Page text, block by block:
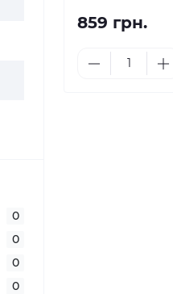
0
0
0
0
859 грн.